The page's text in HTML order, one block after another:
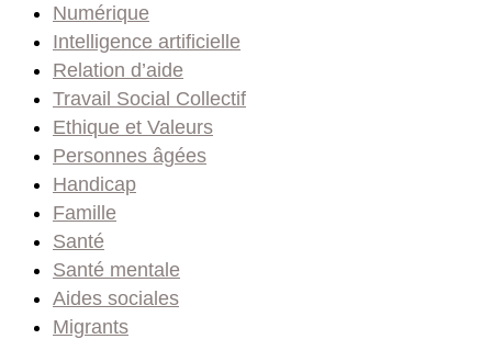
Numérique
Intelligence artificielle
Relation d’aide
Travail Social Collectif
Ethique et Valeurs
Personnes âgées
Handicap
Famille
Santé
Santé mentale
Aides sociales
Migrants